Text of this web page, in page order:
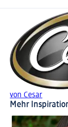
von Cesar
Mehr